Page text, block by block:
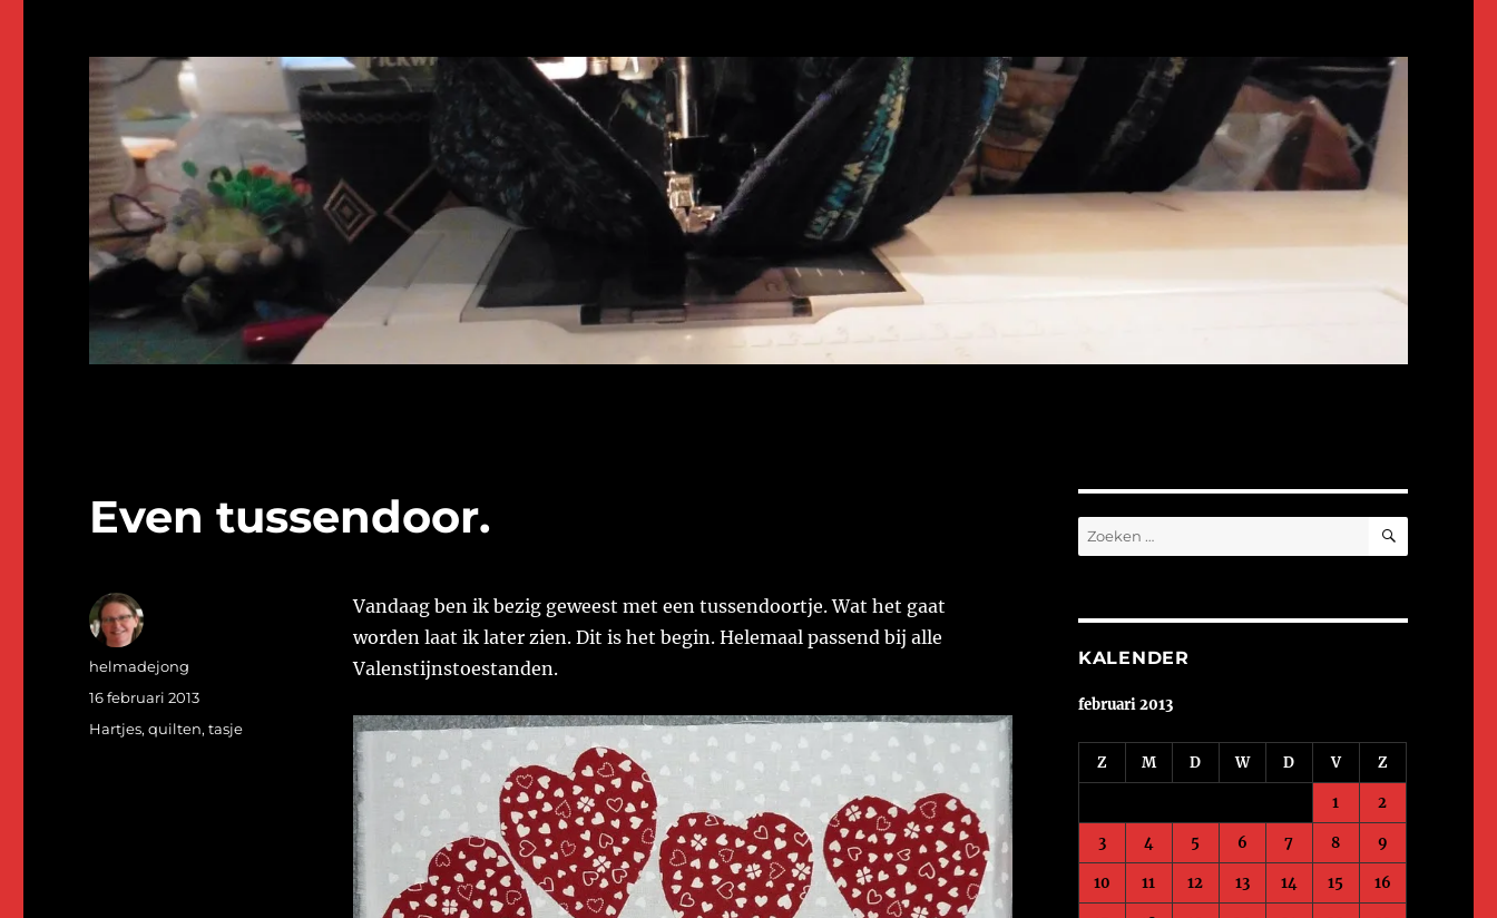
Even tussendoor.
Vandaag ben ik bezig geweest met een tussendoortje. Wat het gaat
worden laat ik later zien. Dit is het begin. Helemaal passend bij alle
Valenstijnstoestanden.
Auteur
helmadejong
Geplaatst
16 februari 2013
Categorieën
Hartjes,quilten,tasje
Zoeken
naar:
ZOEKEN
KALENDER
februari 2013
Z M D W D V Z
1 2
3 4 5 6 7 8 9
10 11 12 13 14 15 16